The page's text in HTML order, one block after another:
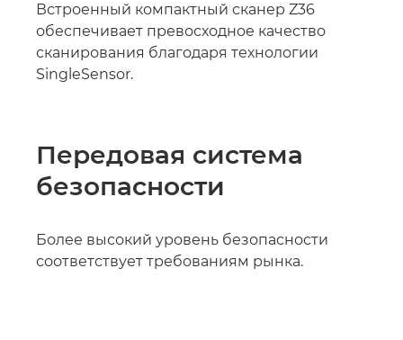
Встроенный компактный сканер Z36
обеспечивает превосходное качество
сканирования благодаря технологии
SingleSensor.
Передовая система
безопасности
Более высокий уровень безопасности
соответствует требованиям рынка.